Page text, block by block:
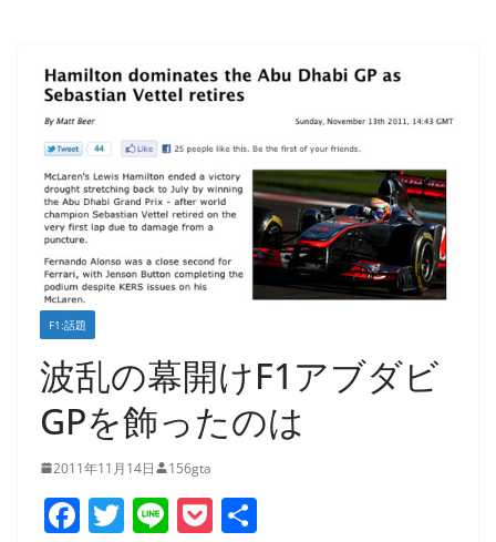
F1:話題
波乱の幕開けF1アブダビ
GPを飾ったのは
2011年11月14日 156gta
F T Li P